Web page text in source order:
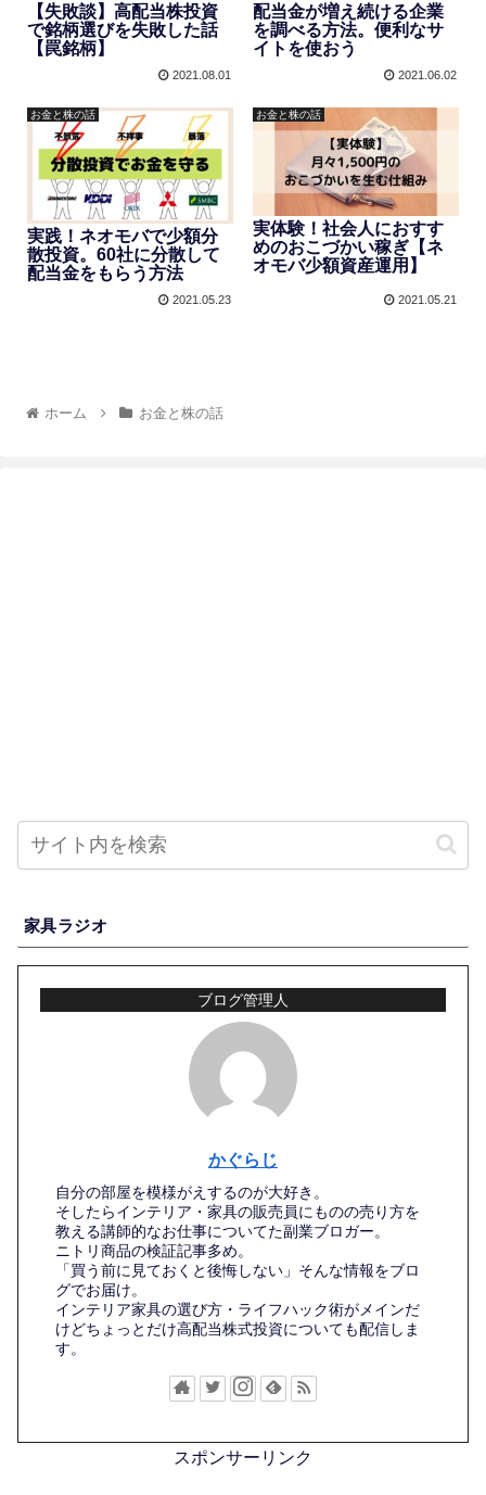
【失敗談】高配当株投資
で銘柄選びを失敗した話
【罠銘柄】
2021.08.01
配当金が増え続ける企業
を調べる方法。便利なサ
イトを使おう
2021.06.02
お金と株の話
実践！ネオモバで少額分
散投資。60社に分散して
配当金をもらう方法
2021.05.23
お金と株の話
実体験！社会人におすす
めのおこづかい稼ぎ【ネ
オモバ少額資産運用】
2021.05.21
ホーム お金と株の話
家具ラジオ
ブログ管理人
かぐらじ
自分の部屋を模様がえするのが大好き。
そしたらインテリア・家具の販売員にものの売り方を
教える講師的なお仕事についてた副業ブロガー。
ニトリ商品の検証記事多め。
「買う前に見ておくと後悔しない」そんな情報をブロ
グでお届け。
インテリア家具の選び方・ライフハック術がメインだ
けどちょっとだけ高配当株式投資についても配信しま
す。
スポンサーリンク